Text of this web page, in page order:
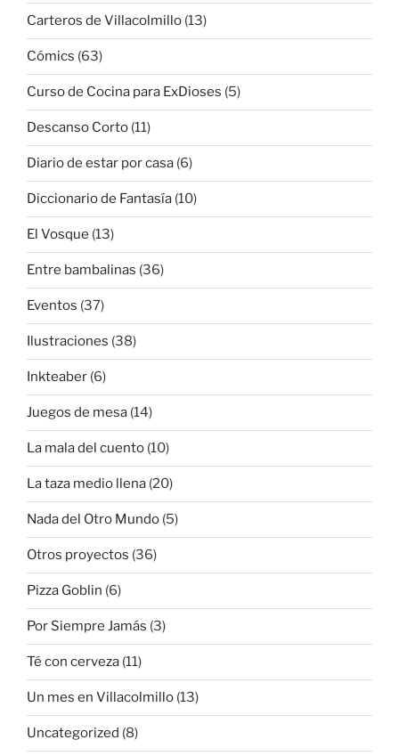
Carteros de Villacolmillo (13)
Cómics (63)
Curso de Cocina para ExDioses (5)
Descanso Corto (11)
Diario de estar por casa (6)
Diccionario de Fantasía (10)
El Vosque (13)
Entre bambalinas (36)
Eventos (37)
Ilustraciones (38)
Inkteaber (6)
Juegos de mesa (14)
La mala del cuento (10)
La taza medio llena (20)
Nada del Otro Mundo (5)
Otros proyectos (36)
Pizza Goblin (6)
Por Siempre Jamás (3)
Té con cerveza (11)
Un mes en Villacolmillo (13)
Uncategorized (8)